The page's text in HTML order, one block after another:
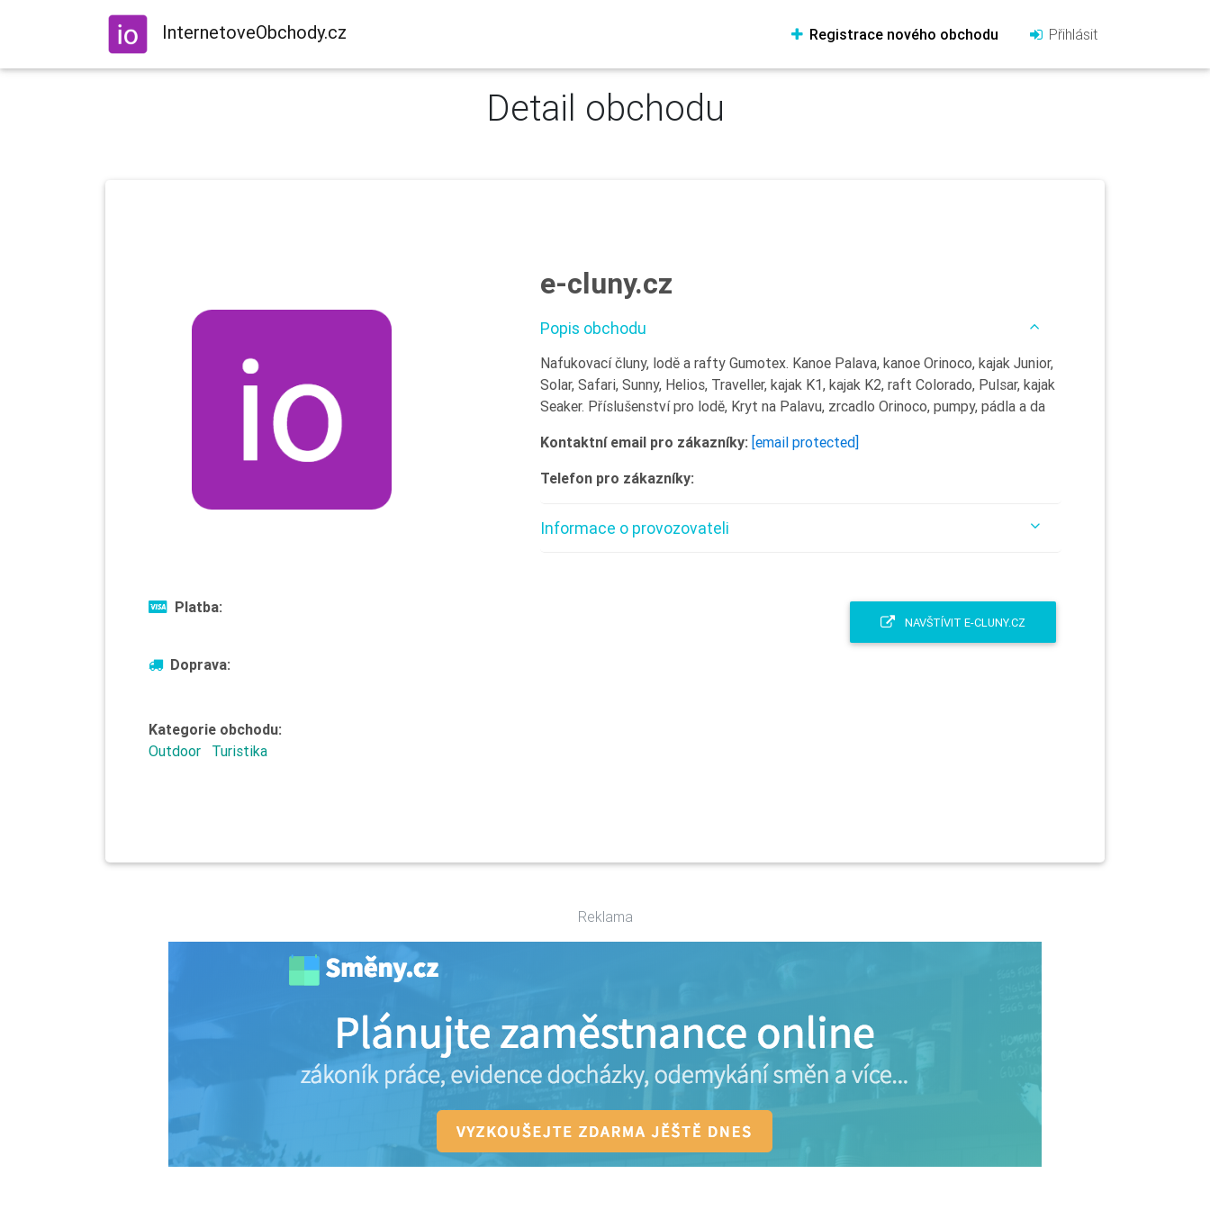
InternetoveObchody.cz Registrace nového obchodu Přihlásit
Detail obchodu
Platba:
Doprava:
Kategorie obchodu:
Outdoor
Turistika
e-cluny.cz
Popis obchodu
Nafukovací čluny, lodě a rafty Gumotex. Kanoe Palava, kanoe Orinoco, kajak Junior,
Solar, Safari, Sunny, Helios, Traveller, kajak K1, kajak K2, raft Colorado, Pulsar, kajak
Seaker. Příslušenství pro lodě, Kryt na Palavu, zrcadlo Orinoco, pumpy, pádla a da
Kontaktní email pro zákazníky: [email protected]
Telefon pro zákazníky:
Informace o provozovateli
NAVŠTÍVIT E-CLUNY.CZ
Reklama